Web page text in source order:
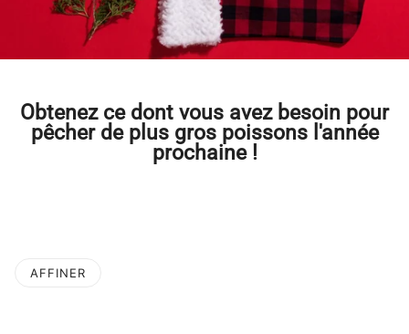
Obtenez ce dont vous avez besoin pour
pêcher de plus gros poissons l'année
prochaine !
AFFINER